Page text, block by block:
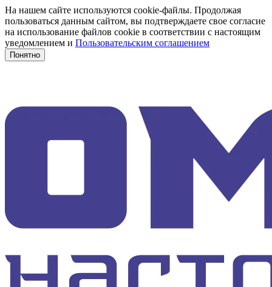
На нашем сайте используются cookie-файлы. Продолжая
пользоваться данным сайтом, вы подтверждаете свое согласие
на использование файлов cookie в соответствии с настоящим
уведомлением и Пользовательским соглашением
Понятно